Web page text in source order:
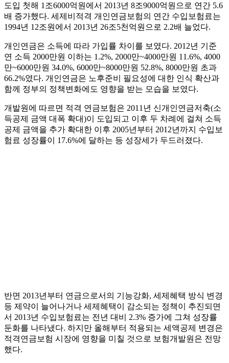
도입 첫해 1조6000억원에서 2013년 8조9000억원으로 연간 5.6
배 증가했다. 세제비적격 개인연금보험의 연간 수입보험료는
1994년 12조원에서 2013년 26조5천억원으로 2.2배 늘었다.
개인연금은 소득에 따라 가입률 차이를 보였다. 2012년 기준
연 소득 2000만원 이하는 1.2%, 2000만~4000만원 11.6%, 4000
만~6000만원 34.0%, 6000만~8000만원 52.8%, 8000만원 초과
66.2%였다. 개인연금은 노후준비 필요성에 대한 인식 확산과
함께 정부의 정책변화에도 영향을 받는 모습을 보였다.
개발원에 따르면 적격 연금보험은 2011년 신개인연금저축(소
득공제 금액 대폭 확대)이 도입되고 이후 두 차례에 걸쳐 소득
공제 금액을 추가 확대한 이후 2005년부터 2012년까지 수입보
험료 성장률이 17.6%에 달하는 등 성장세가 두드러졌다.
반면 2013년부터 연금으로서의 기능강화, 세제혜택 방식 변경
등 제약이 늘어나거나 세제혜택이 감소되는 정책이 추진되면
서 2013년 수입보험료는 전년 대비 2.3% 증가에 그쳐 성장률
둔화를 나타냈다. 하지만 올해부터 적용되는 세액공제 변경은
적격연금보험 시장에 영향을 미칠 것으로 보험개발원은 전망
했다.